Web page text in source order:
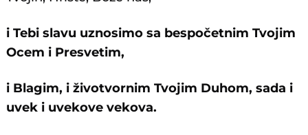
i Tebi slavu uznosimo sa bespočetnim Tvojim
Ocem i Presvetim,
i Blagim, i životvornim Tvojim Duhom, sada i
uvek i uvekove vekova.